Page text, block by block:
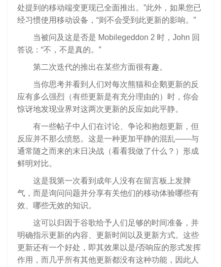
处提到的移动端变更现已全面推出。”此外，如果您已
经习惯使用移动设备，“则不会受到此更新的影响。”
当被问及这是否是 Mobilegeddon 2 时，John 回
答说：“不，不是真的。”
第二次迭代的推出在某些方面很有趣。
当你思考并看到人们对每次熊猫和企鹅更新的反
应有多么强烈（有些更新是有充分理由的）时，你会
惊讶地发现业界对这两次更新的反应如此平静。
有一些帖子中人们在讨论、争论和抱怨更新，但
反应并不那么愤怒。这是一种更加平静的混乱——与
通常随之而来的末日决战（看看我做了什么？）形成
鲜明对比。
这是我第一次看到成年人没有在留言板上发脾
气，而是询问问题并分享有关他们的移动体验哪些有
效、哪些无效的知识。
这可以归因于谷歌给予人们足够的时间准备，并
明确指示更新的内容、更新时间以及更新方式。这些
更新还有一个好处，即其效果以是/否响应的形式发挥
作用，而几乎所有其他更新都没有这种功能，因此人